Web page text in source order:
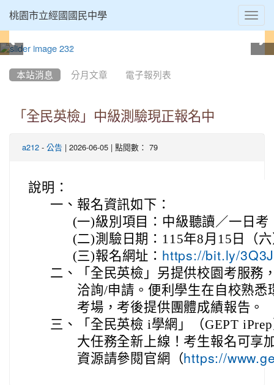
桃園市立經國國民中學
本站消息 分月文章 電子報列表
「全民英檢」中級測驗現正報名中
a212 - 公告 | 2026-06-05 | 點閱數： 79
說明：
一、 報名資訊如下：
(一)級別項目：中級聽讀／一日考
(二)測驗日期：115年8月15日（
(三)報名網址： https://bit.ly/
二、
「全民英檢」另提供校園考服務
洽詢/申請。便利學生在自校熟悉
考場，考後提供團體成績報告。
三、
「全民英檢 i學網」（GEPT
大任務全新上線！考生報名可享
資源請參閱官網（ https://